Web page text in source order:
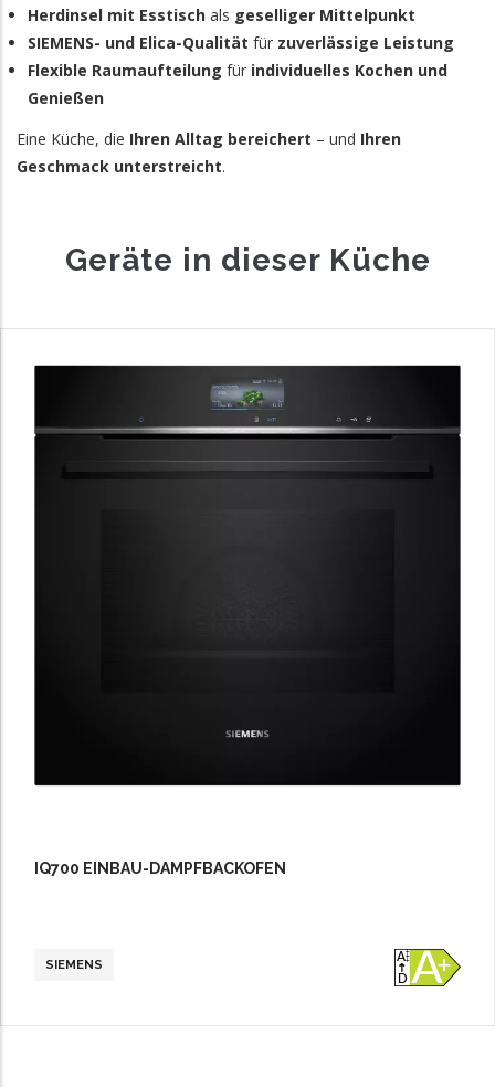
Herdinsel mit Esstisch als geselliger Mittelpunkt
SIEMENS- und Elica-Qualität für zuverlässige Leistung
Flexible Raumaufteilung für individuelles Kochen und
Genießen
Eine Küche, die Ihren Alltag bereichert – und Ihren
Geschmack unterstreicht.
Geräte in dieser Küche
IQ700 EINBAU-DAMPFBACKOFEN
SIEMENS